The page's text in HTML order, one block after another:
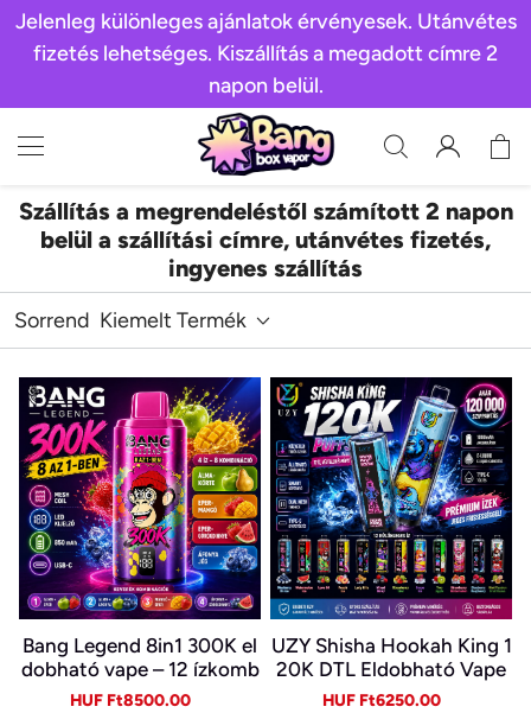
Jelenleg különleges ajánlatok érvényesek. Utánvétes
fizetés lehetséges. Kiszállítás a megadott címre 2
napon belül.
Szállítás a megrendeléstől számított 2 napon
belül a szállítási címre, utánvétes fizetés,
ingyenes szállítás
Sorrend Kiemelt Termék
Bang Legend 8in1 300K el
dobható vape – 12 ízkomb
ináció
Sale
HUF Ft8500.00
UZY Shisha Hookah King 1
20K DTL Eldobható Vape
– 120 000 Slukk, 64 ml, U
Sale
HUF Ft6250.00